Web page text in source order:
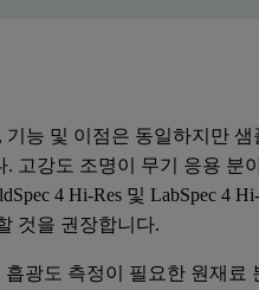
기능 및 이점은 동일하지만 샘
고강도 조명이 무기 응용 분
4 Hi-Res 및 LabSpec 4
것을 권장합니다.
광도 측정이 필요한 원재료